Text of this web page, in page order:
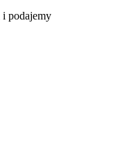
i podajemy